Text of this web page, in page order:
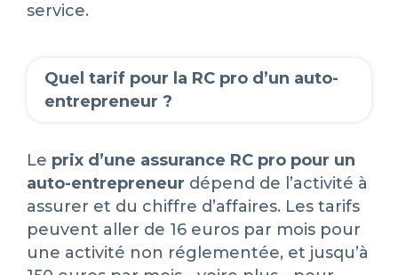
service.
Quel tarif pour la RC pro d’un auto-
entrepreneur ?
Le prix d’une assurance RC pro pour un
auto-entrepreneur dépend de l’activité à
assurer et du chiffre d’affaires. Les tarifs
peuvent aller de 16 euros par mois pour
une activité non réglementée, et jusqu’à